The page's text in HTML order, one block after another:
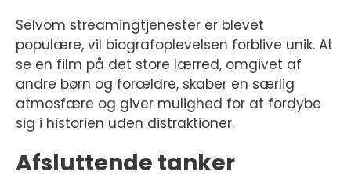
Selvom streamingtjenester er blevet
populære, vil biografoplevelsen forblive unik. At
se en film på det store lærred, omgivet af
andre børn og forældre, skaber en særlig
atmosfære og giver mulighed for at fordybe
sig i historien uden distraktioner.
Afsluttende tanker